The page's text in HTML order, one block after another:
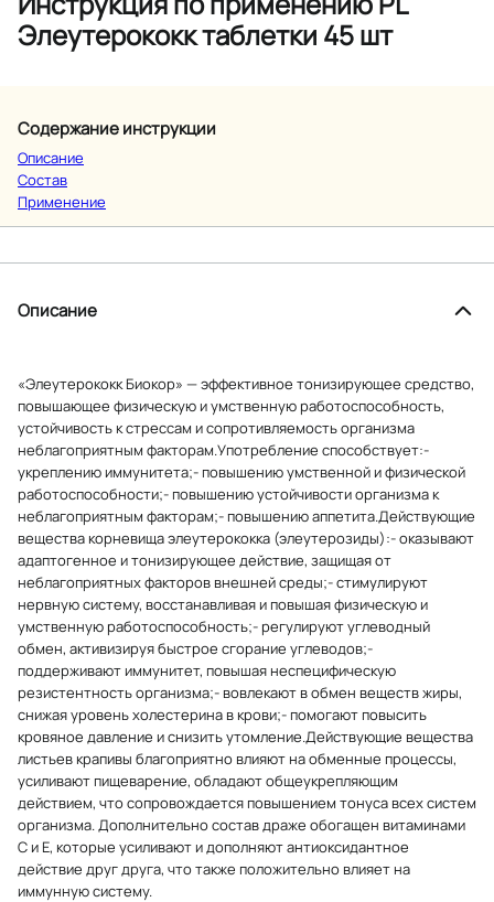
Элеутерококк таблетки 45 шт
Содержание инструкции
Описание
Состав
Применение
Описание
«Элеутерококк Биокор» — эффективное тонизирующее средство,
повышающее физическую и умственную работоспособность,
устойчивость к стрессам и сопротивляемость организма
неблагоприятным факторам.Употребление способствует:-
укреплению иммунитета;- повышению умственной и физической
работоспособности;- повышению устойчивости организма к
неблагоприятным факторам;- повышению аппетита.Действующие
вещества корневища элеутерококка (элеутерозиды):- оказывают
адаптогенное и тонизирующее действие, защищая от
неблагоприятных факторов внешней среды;- стимулируют
нервную систему, восстанавливая и повышая физическую и
умственную работоспособность;- регулируют углеводный
обмен, активизируя быстрое сгорание углеводов;-
поддерживают иммунитет, повышая неспецифическую
резистентность организма;- вовлекают в обмен веществ жиры,
снижая уровень холестерина в крови;- помогают повысить
кровяное давление и снизить утомление.Действующие вещества
листьев крапивы благоприятно влияют на обменные процессы,
усиливают пищеварение, обладают общеукрепляющим
действием, что сопровождается повышением тонуса всех систем
организма. Дополнительно состав драже обогащен витаминами
С и Е, которые усиливают и дополняют антиоксидантное
действие друг друга, что также положительно влияет на
иммунную систему.